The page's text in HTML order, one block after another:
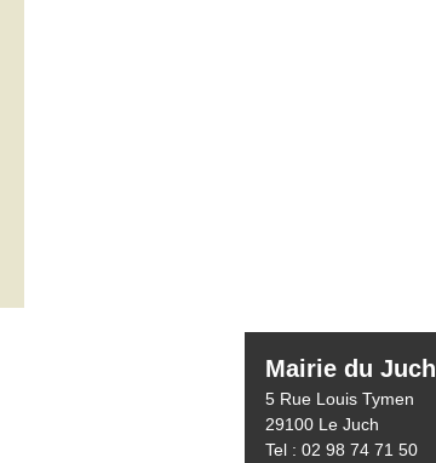
Mairie du Juch
5 Rue Louis Tymen
29100 Le Juch
Tel : 02 98 74 71 50